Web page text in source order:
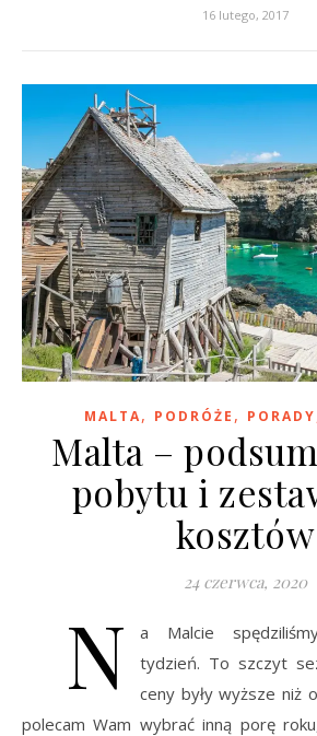
16 lutego, 2017
MALTA, PODRÓŻE , PORADY
Malta –
pobytu i
kosztów
24 czerwca, 2020
N
a Malcie
tydzień. To szczyt
ceny były wyższe niż
polecam Wam wybrać inną porę